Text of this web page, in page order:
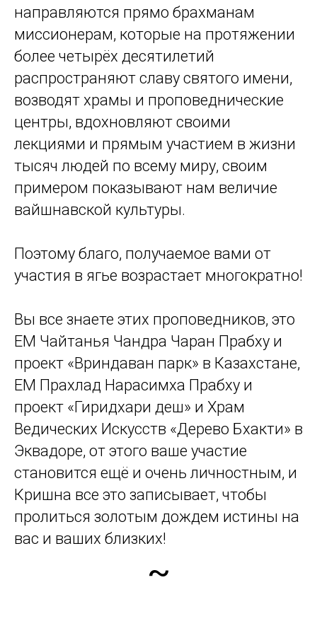
направляются прямо брахманам
миссионерам, которые на протяжении
более четырёх десятилетий
распространяют славу святого имени,
возводят храмы и проповеднические
центры, вдохновляют своими
лекциями и прямым участием в жизни
тысяч людей по всему миру, своим
примером показывают нам величие
вайшнавской культуры.
Поэтому благо, получаемое вами от
участия в ягье возрастает многократно!
Вы все знаете этих проповедников, это
ЕМ Чайтанья Чандра Чаран Прабху и
проект «Вриндаван парк» в Казахстане,
ЕМ Прахлад Нарасимха Прабху и
проект «Гиридхари деш» и Храм
Ведических Искусств «Дерево Бхакти» в
Эквадоре, от этого ваше участие
становится ещё и очень личностным, и
Кришна все это записывает, чтобы
пролиться золотым дождем истины на
вас и ваших близких!
~